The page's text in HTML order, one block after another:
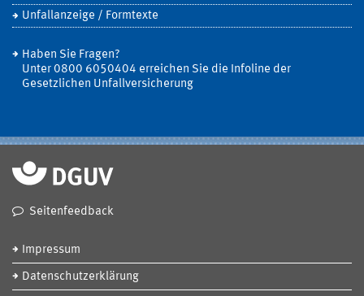
Unfallanzeige / Formtexte
Haben Sie Fragen?
Unter 0800 6050404 erreichen Sie die Infoline der
Gesetzlichen Unfallversicherung
Seitenfeedback
Impressum
Datenschutzerklärung